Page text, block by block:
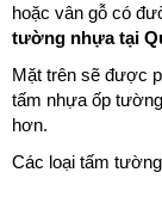
hoặc vân gỗ có
tường nhựa tại
Mặt trên sẽ được
tấm nhựa ốp
hơn.
Các loại tấm